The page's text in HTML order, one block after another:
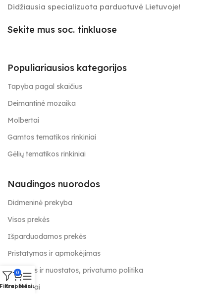
Didžiausia specializuota parduotuvė Lietuvoje!
Sekite mus soc. tinkluose
Populiariausios kategorijos
Tapyba pagal skaičius
Deimantinė mozaika
Molbertai
Gamtos tematikos rinkiniai
Gėlių tematikos rinkiniai
Naudingos nuorodos
Didmeninė prekyba
Visos prekės
Išparduodamos prekės
Pristatymas ir apmokėjimas
Taisyklės ir nuostatos, privatumo politika
Kontaktai
0
Krepšelis
Meniu